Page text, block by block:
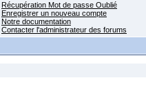
Récupération Mot de passe Oublié
Enregistrer un nouveau compte
Notre documentation
Contacter l'administrateur des forums